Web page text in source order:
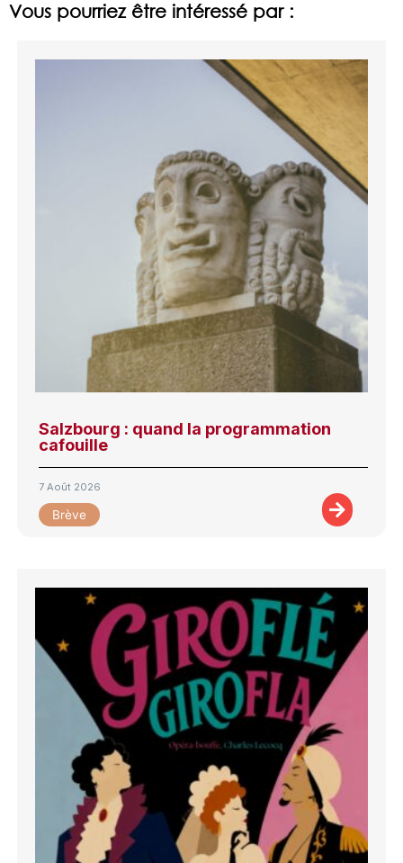
Vous pourriez être intéressé par :
Salzbourg : quand la programmation
cafouille
7 Août 2026
Brève